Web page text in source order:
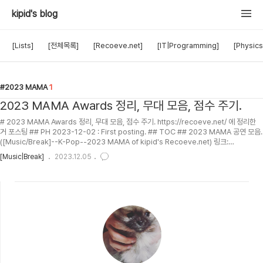
kipid's blog
[Lists] [전체목록] [Recoeve.net] [IT|Programming]
2023 MAMA 1
2023 MAMA Awards 정리, 무대 모음, 점수 주기.
# 2023 MAMA Awards 정리, 무대 모음, 점수 주기. https://recoeve.net/ 에 정리한
거 포스팅 ## PH 2023-12-02 : First posting. ## TOC ## 2023 MAMA 공연 모음.
([Music/Break]--K-Pop--2023 MAMA of kipid's Recoeve.net) 링크:
https://recoeve.net/user/kipid?cat=[Music/Break]--K-Pop--2023
MAMA&PRL=0.85&PRR=1.00&ToR=&lang=ko#headPlay 동영상 아래 정렬
[Music|Break] 2023.12.05